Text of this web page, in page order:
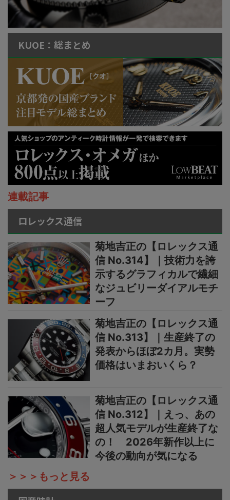
KUOE：総まとめ
連載記事
ロレックス通信
菊地吉正の【ロレックス通
信 No.314】｜技術力を誇
示するグラフィカルで繊細
なジュビリーダイアルモチ
ーフ
菊地吉正の【ロレックス通
信 No.313】｜生産終了の
発表からほぼ2カ月。実勢
価格はいまおいくら？
菊地吉正の【ロレックス通
信 No.312】｜えっ、あの
超人気モデルが生産終了な
の！ 2026年新作以上に
今後の動向が気になる
＞＞＞もっと見る